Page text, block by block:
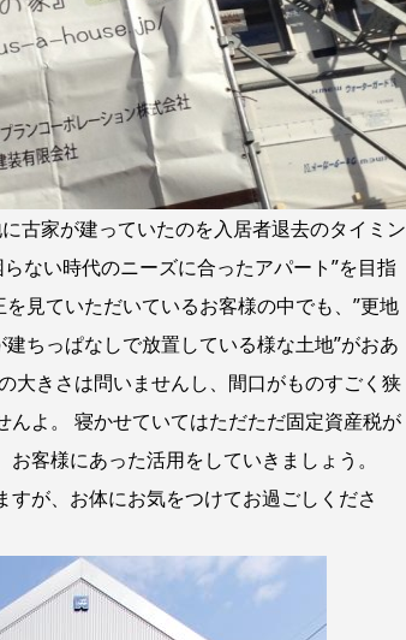
家が建っていたのを入居者退去のタイミン
ない時代のニーズに合ったアパート”を目指
見ていただいているお客様の中でも、”更地
ちっぱなしで放置している様な土地”がおあ
大きさは問いませんし、間口がものすごく狭
よ。 寝かせていてはただただ固定資産税が
お客様にあった活用をしていきましょう。
が、お体にお気をつけてお過ごしくださ